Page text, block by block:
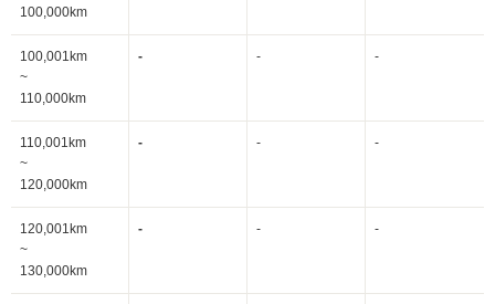
100,000km
100,001km
~
110,000km
- - -
110,001km
~
120,000km
- - -
120,001km
~
130,000km
- - -